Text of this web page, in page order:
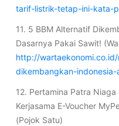
tarif-listrik-tetap-ini-kata-
11. 5 BBM Alternatif
Dasarnya Pakai Sawit!
http://
dikembangkan-
12. Pertamina Patra
Kerjasama E-Voucher
(Pojok Satu)